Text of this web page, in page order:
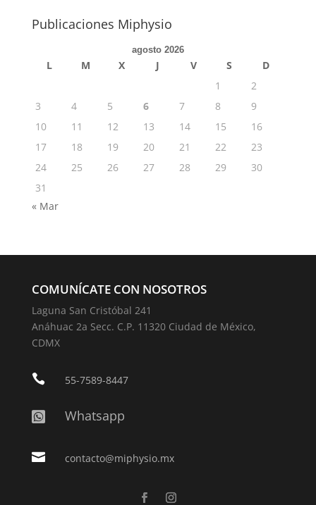
Publicaciones Miphysio
agosto 2026
L M X J V S
D
1
2
3
4 5 6 7 8
9
10
11 12 13 14 15
16
17
18 19 20 21 22
23
24
25 26 27 28 29
30
31
« Mar
COMUNÍCATE CON NOSOTROS
Laguna San Cristóbal 241
Anáhuac 2a Secc. C.P. 11320 Ciudad de México,
CDMX
 55-7589-8447
 Whatsapp
 contacto@miphysio.mx